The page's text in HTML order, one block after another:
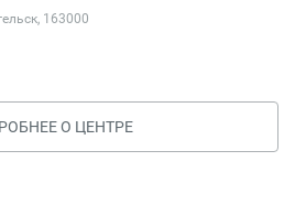
163000
О ЦЕНТРЕ